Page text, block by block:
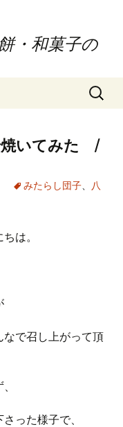
・和菓子の
検
索:
焼いてみた /
みたらし団子、 八
は。
で召し上がって頂
った様子で、